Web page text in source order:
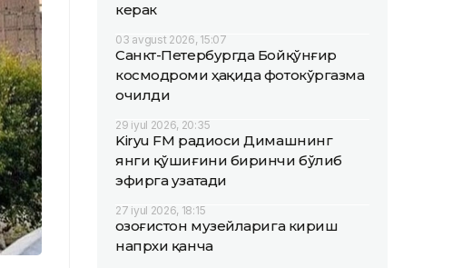
керак
03 avgust 2026, 15:07
Санкт-Петербургда Бойқўнғир
космодроми ҳақида фотокўргазма
очилди
29 iyul 2026, 20:35
Kiryu FM радиоси Димашнинг
янги қўшиғини биринчи бўлиб
эфирга узатади
27 iyul 2026, 18:15
Қозоғистон музейларига кириш
напрхи қанча